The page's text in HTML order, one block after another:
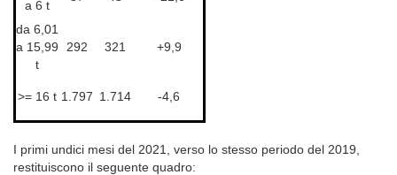
a 6 t
da 6,01
a 15,99
t
292 321 +9,9
>= 16 t 1.797 1.714 -4,6
I primi undici mesi del 2021, verso lo stesso periodo del 2019,
restituiscono il seguente quadro: